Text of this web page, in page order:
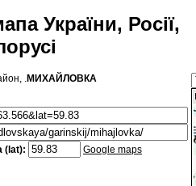
України, Росії,
.МИХАЙЛОВКА
(lat): Google maps